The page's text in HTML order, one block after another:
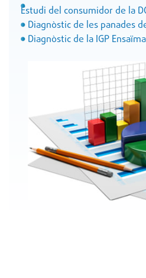
Estudi del consumidor de la
Diagnòstic de les panades
Diagnòstic de la IGP